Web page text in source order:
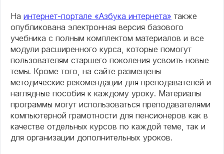
На интернет-портале «Азбука интернета» также
опубликована электронная версия базового
учебника с полным комплектом материалов и все
модули расширенного курса, которые помогут
пользователям старшего поколения усвоить новые
темы. Кроме того, на сайте размещены
методические рекомендации для преподавателей и
наглядные пособия к каждому уроку. Материалы
программы могут использоваться преподавателями
компьютерной грамотности для пенсионеров как в
качестве отдельных курсов по каждой теме, так и
для организации дополнительных уроков.